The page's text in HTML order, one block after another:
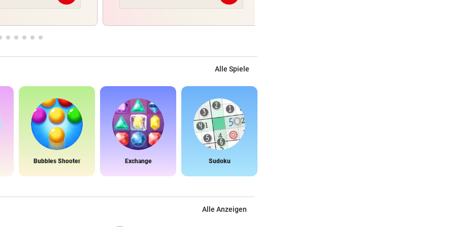
Alle Spiele
Bubbles Shooter Exchange Sudoku
Alle Anzeigen